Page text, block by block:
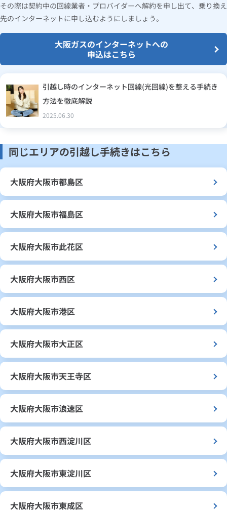
その際は契約中の回線業者・プロバイダーへ解約を申し出て、乗り換え
先のインターネットに申し込むようにしましょう。
大阪ガスのインターネットへの
申込はこちら
引越し時のインターネット回線(光回線)を整える手続き
方法を徹底解説
2025.06.30
同じエリアの引越し手続きはこちら
大阪府大阪市都島区
大阪府大阪市福島区
大阪府大阪市此花区
大阪府大阪市西区
大阪府大阪市港区
大阪府大阪市大正区
大阪府大阪市天王寺区
大阪府大阪市浪速区
大阪府大阪市西淀川区
大阪府大阪市東淀川区
大阪府大阪市東成区